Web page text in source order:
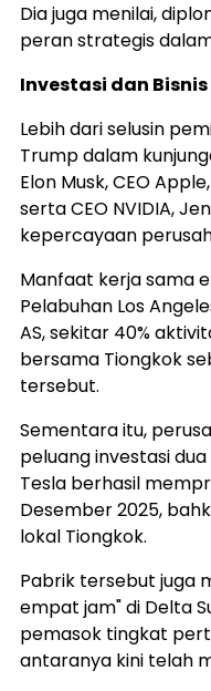
Dia juga menilai,
peran strategis
Investasi dan
Lebih dari selusin
Trump dalam
Elon Musk, CEO
serta CEO NVIDIA,
kepercayaan
Manfaat kerja sama
Pelabuhan Los
AS, sekitar 40%
bersama Tiongkok
tersebut.
Sementara itu,
peluang investasi
Tesla berhasil
Desember 2025,
lokal Tiongkok.
Pabrik tersebut juga
empat jam" di Delta
pemasok tingkat
antaranya kini telah